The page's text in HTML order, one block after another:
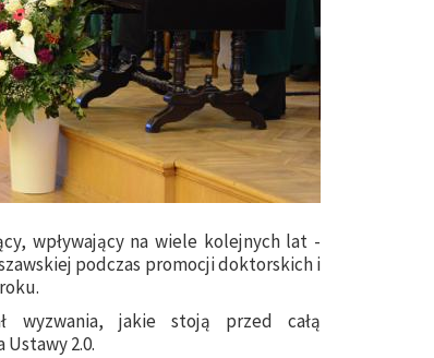
wpływający na wiele kolejnych lat -
podczas promocji doktorskich i
wyzwania, jakie stoją przed całą
2.0.